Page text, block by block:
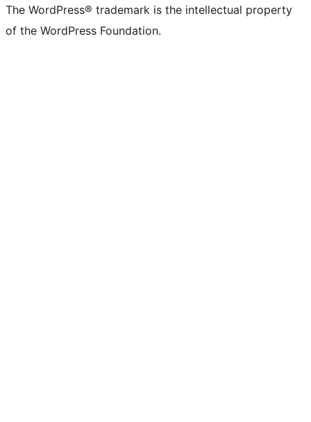
The WordPress® trademark is the intellectual property
of the WordPress Foundation.